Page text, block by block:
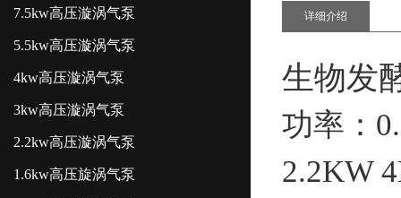
7.5kw高压漩涡气泵
5.5kw高压漩涡气泵
4kw高压漩涡气泵
3kw高压漩涡气泵
2.2kw高压漩涡气泵
1.6kw高压旋涡气泵
详细介绍
生物发
功率：
2.2KW